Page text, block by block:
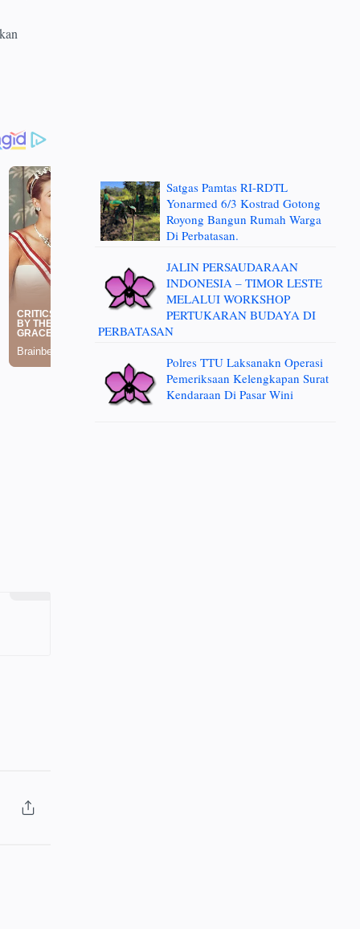
Satgas Pamtas RI-RDTL
Yonarmed 6/3 Kostrad Gotong
Royong Bangun Rumah Warga
Di Perbatasan.
JALIN PERSAUDARAAN
INDONESIA – TIMOR LESTE
MELALUI WORKSHOP
PERTUKARAN BUDAYA DI
PERBATASAN
Polres TTU Laksanakn Operasi
Pemeriksaan Kelengkapan Surat
Kendaraan Di Pasar Wini